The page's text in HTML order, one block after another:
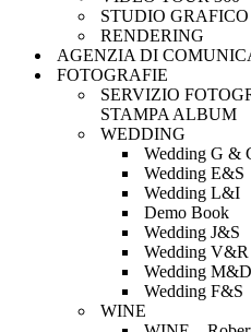
STUDIO GRAFICO
RENDERING
AGENZIA DI
FOTOGRAFIE
SERVIZIO
STAMPA ALBUM
WEDDING
Wedding G &
Wedding E&S
Wedding L&I
Demo Book
Wedding J&S
Wedding V&R
Wedding M&D
Wedding F&S
WINE